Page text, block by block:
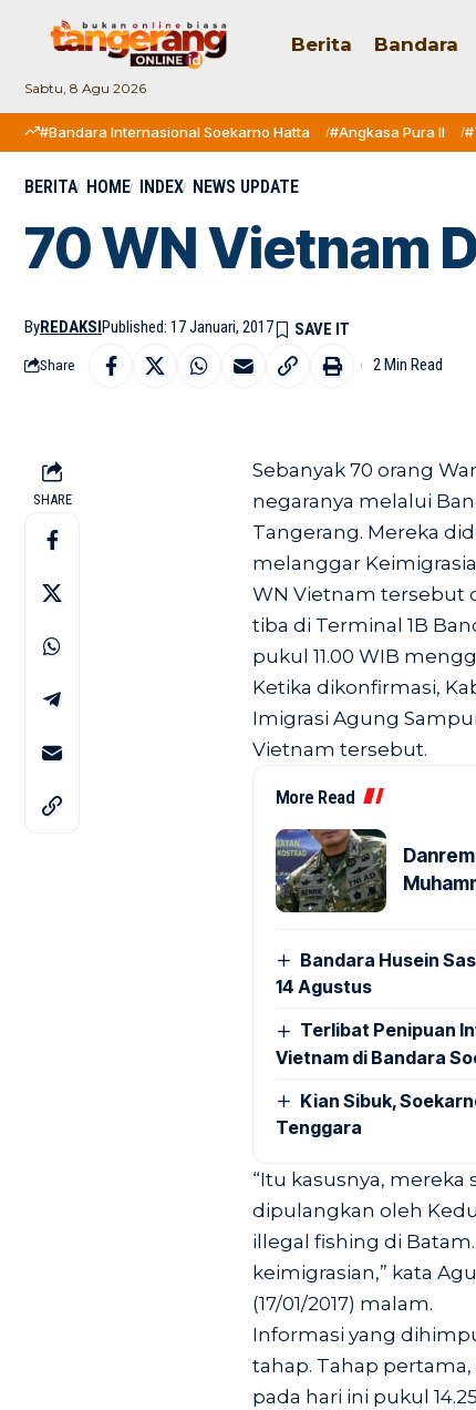
Sabtu, 8 Agu 2026
Berita Bandara
#Bandara Internasional Soekarno Hatta #Angkasa Pura II
BERITA HOME INDEX NEWS UPDATE
70 WN Vietnam
ByREDAKSIPublished: 17 Januari, 2017
Share 2 Min Read
SHARE
Sebanyak 70 orang
negaranya melalui
Tangerang. Mereka
melanggar
WN Vietnam tersebut
tiba di Terminal 1B
pukul 11.00 WIB
Ketika dikonfirmasi,
Imigrasi Agung
Vietnam tersebut.
More Read
Bandara Husein
14 Agustus
Terlibat Penipuan
Vietnam di Bandara
Kian Sibuk,
Tenggara
“Itu kasusnya,
dipulangkan oleh
illegal fishing di
keimigrasian,” kata
(17/01/2017) malam.
Informasi yang
tahap. Tahap
pada hari ini pukul